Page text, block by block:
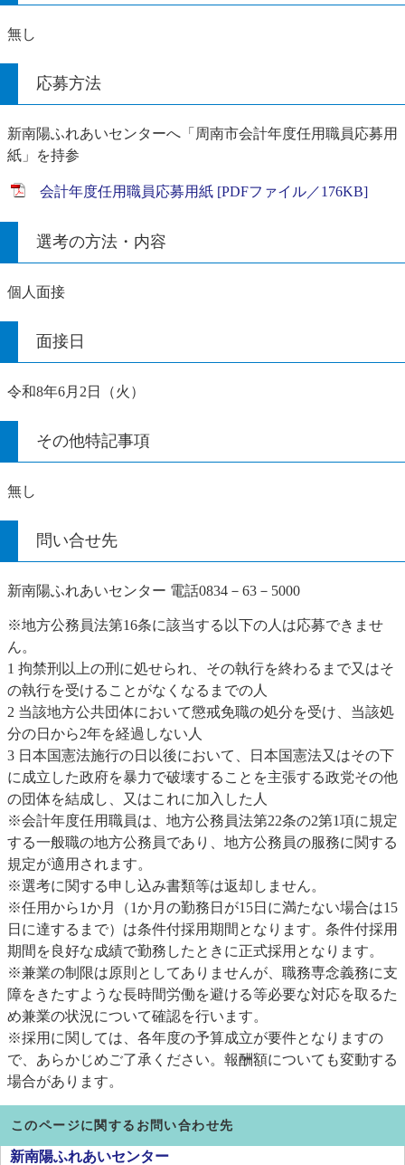
無し
応募方法
新南陽ふれあいセンターへ「周南市会計年度任用職員応募用
紙」を持参
会計年度任用職員応募用紙 [PDFファイル／176KB]
選考の方法・内容
個人面接
面接日
令和8年6月2日（火）
その他特記事項
無し
問い合せ先
新南陽ふれあいセンター 電話0834－63－5000
※地方公務員法第16条に該当する以下の人は応募できませ
ん。
1 拘禁刑以上の刑に処せられ、その執行を終わるまで又はそ
の執行を受けることがなくなるまでの人
2 当該地方公共団体において懲戒免職の処分を受け、当該処
分の日から2年を経過しない人
3 日本国憲法施行の日以後において、日本国憲法又はその下
に成立した政府を暴力で破壊することを主張する政党その他
の団体を結成し、又はこれに加入した人
※会計年度任用職員は、地方公務員法第22条の2第1項に規定
する一般職の地方公務員であり、地方公務員の服務に関する
規定が適用されます。
※選考に関する申し込み書類等は返却しません。
※任用から1か月（1か月の勤務日が15日に満たない場合は15
日に達するまで）は条件付採用期間となります。条件付採用
期間を良好な成績で勤務したときに正式採用となります。
※兼業の制限は原則としてありませんが、職務専念義務に支
障をきたすような長時間労働を避ける等必要な対応を取るた
め兼業の状況について確認を行います。
※採用に関しては、各年度の予算成立が要件となりますの
で、あらかじめご了承ください。報酬額についても変動する
場合があります。
このページに関するお問い合わせ先
新南陽ふれあいセンター